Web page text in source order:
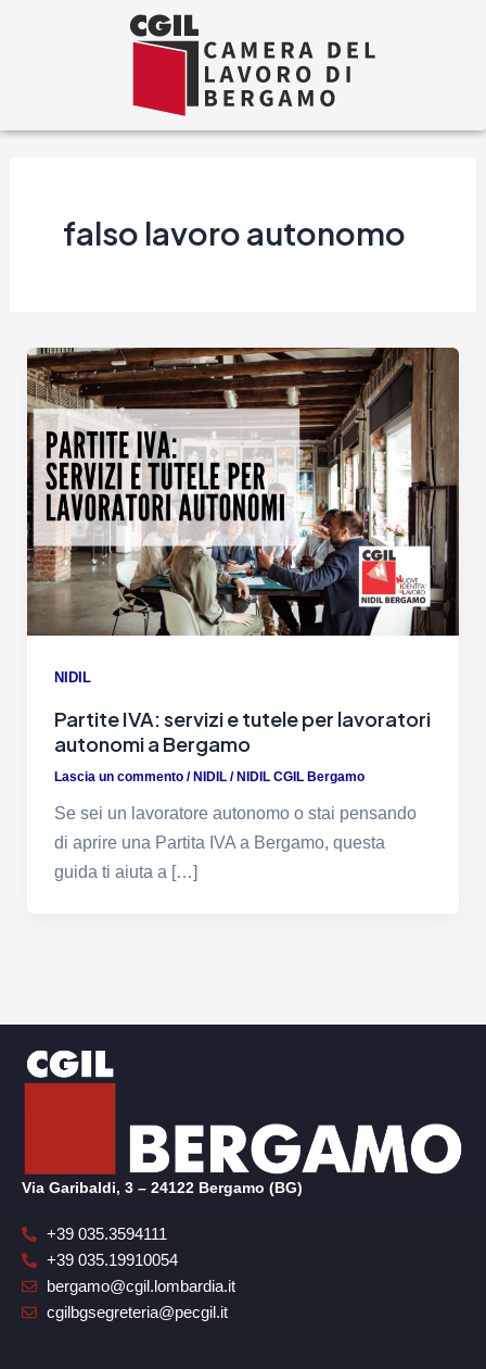
falso lavoro autonomo
NIDIL
Partite IVA: servizi e tutele per lavoratori
autonomi a Bergamo
Lascia un commento /NIDIL/NIDIL CGIL Bergamo
Se sei un lavoratore autonomo o stai pensando
di aprire una Partita IVA a Bergamo, questa
guida ti aiuta a […]
Via Garibaldi, 3 – 24122 Bergamo (BG)
+39 035.3594111
+39 035.19910054
bergamo@cgil.lombardia.it
cgilbgsegreteria@pecgil.it